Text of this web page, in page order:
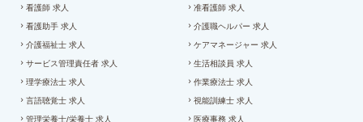
看護師 求人 准看護師 求人
看護助手 求人 介護職ヘルパー 求人
介護福祉士 求人 ケアマネージャー 求人
サービス管理責任者 求人 生活相談員 求人
理学療法士 求人 作業療法士 求人
言語聴覚士 求人 視能訓練士 求人
管理栄養士/栄養士 求人 医療事務 求人